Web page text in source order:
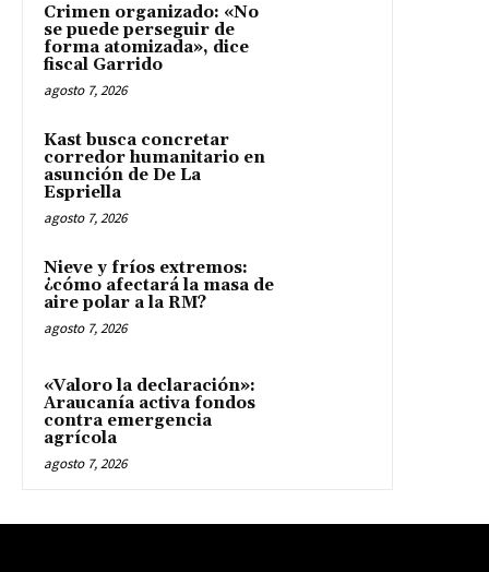
Crimen organizado: «No
se puede perseguir de
forma atomizada», dice
fiscal Garrido
agosto 7, 2026
Kast busca concretar
corredor humanitario en
asunción de De La
Espriella
agosto 7, 2026
Nieve y fríos extremos:
¿cómo afectará la masa de
aire polar a la RM?
agosto 7, 2026
«Valoro la declaración»:
Araucanía activa fondos
contra emergencia
agrícola
agosto 7, 2026